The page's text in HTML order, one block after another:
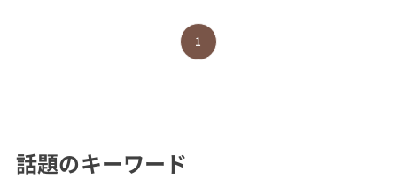
1
話題のキーワード